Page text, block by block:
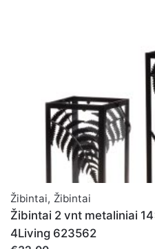
Žibintai, Žibintai
Žibintai 2 vnt metaliniai
4Living 623562